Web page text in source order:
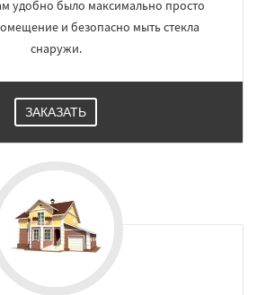
удобно было максимально просто
и безопасно мыть стекла
снаружи.
ЗАКАЗАТЬ